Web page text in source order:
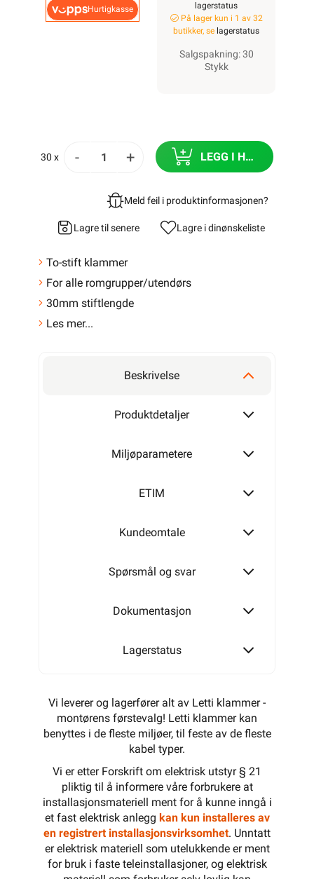
Hurtigkasse
lagerstatus
På lager kun i 1 av 32
butikker, se lagerstatus
Salgspakning: 30
Stykk
30 x - + LEGG I HANDLEKURV
Meld feil i produktinformasjonen?
Lagre til senere Lagre i dinønskeliste
To-stift klammer
For alle romgrupper/utendørs
30mm stiftlengde
Les mer...
Beskrivelse
Produktdetaljer
Miljøparametere
ETIM
Kundeomtale
Spørsmål og svar
Dokumentasjon
Lagerstatus
Vi leverer og lagerfører alt av Letti klammer -
montørens førstevalg! Letti klammer kan
benyttes i de fleste miljøer, til feste av de fleste
kabel typer.
Vi er etter Forskrift om elektrisk utstyr § 21
pliktig til å informere våre forbrukere at
installasjonsmateriell ment for å kunne inngå i
et fast elektrisk anlegg kan kun installeres av
en registrert installasjonsvirksomhet. Unntatt
er elektrisk materiell som utelukkende er ment
for bruk i faste teleinstallasjoner, og elektrisk